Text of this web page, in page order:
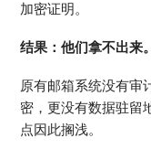
加密证明。
结果：他们拿不出来。
原有邮箱系统没有审
密，更没有数据驻留
点因此搁浅。